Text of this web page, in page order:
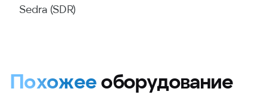
Sedra (SDR)
Похожееоборудование